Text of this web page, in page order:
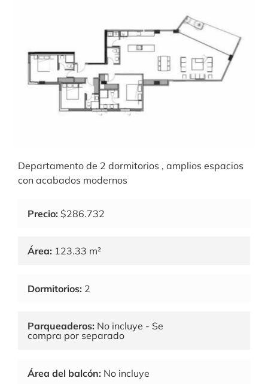
Departamento de 2 dormitorios , amplios espacios
con acabados modernos
Precio: $286.732
Área: 123.33 m²
Dormitorios: 2
Parqueaderos: No incluye - Se
compra por separado
Área del balcón: No incluye